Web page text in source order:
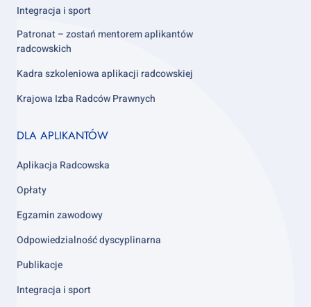
Integracja i sport
Patronat – zostań mentorem aplikantów
radcowskich
Kadra szkoleniowa aplikacji radcowskiej
Krajowa Izba Radców Prawnych
Footer
3
DLA APLIKANTÓW
Aplikacja Radcowska
Opłaty
Egzamin zawodowy
Odpowiedzialność dyscyplinarna
Publikacje
Integracja i sport